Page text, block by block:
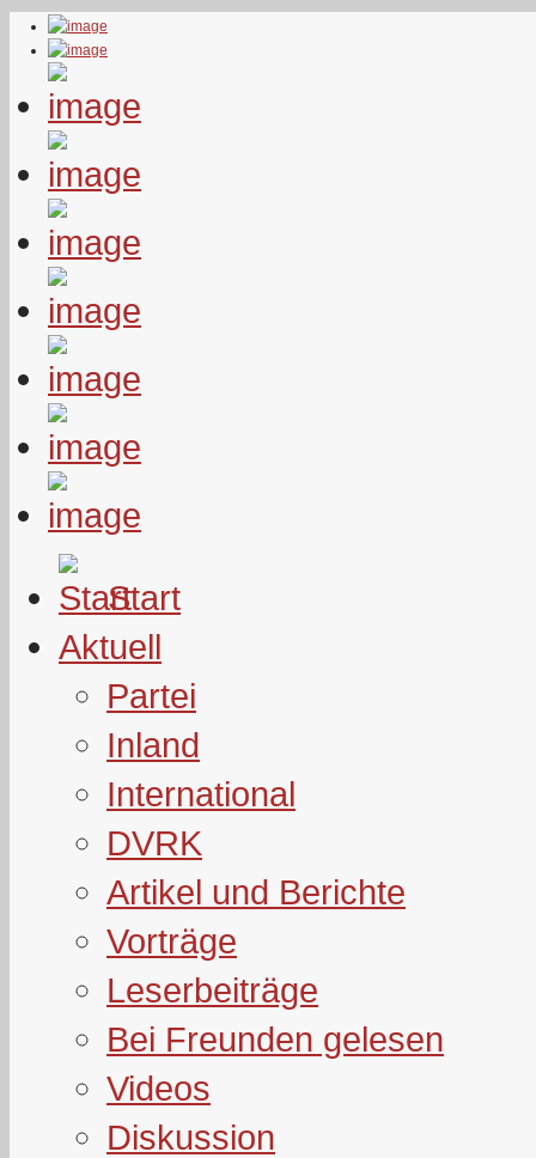
Start
Aktuell
Partei
Inland
International
DVRK
Artikel und Berichte
Vorträge
Leserbeiträge
Bei Freunden gelesen
Videos
Diskussion